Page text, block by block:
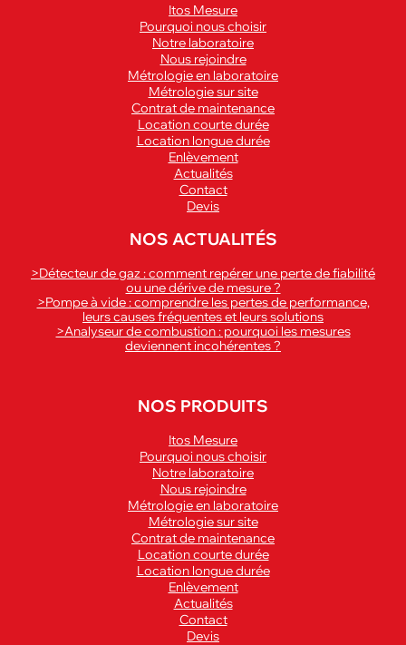
Itos Mesure
Pourquoi nous choisir
Notre laboratoire
Nous rejoindre
Métrologie en laboratoire
Métrologie sur site
Contrat de maintenance
Location courte durée
Location longue durée
Enlèvement
Actualités
Contact
Devis
NOS ACTUALITÉS
>Détecteur de gaz : comment repérer une perte de fiabilité
ou une dérive de mesure ?
>Pompe à vide : comprendre les pertes de performance,
leurs causes fréquentes et leurs solutions
>Analyseur de combustion : pourquoi les mesures
deviennent incohérentes ?
NOS PRODUITS
Itos Mesure
Pourquoi nous choisir
Notre laboratoire
Nous rejoindre
Métrologie en laboratoire
Métrologie sur site
Contrat de maintenance
Location courte durée
Location longue durée
Enlèvement
Actualités
Contact
Devis